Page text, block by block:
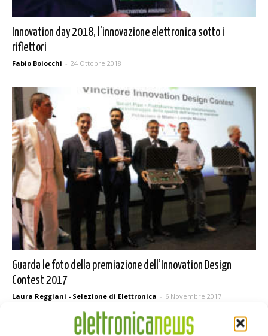
Innovation day 2018, l’innovazione elettronica sotto i
riflettori
Fabio Boiocchi - 24 Ottobre 2018
Guarda le foto della premiazione dell’Innovation Design
Contest 2017
Laura Reggiani - Selezione di Elettronica - 6 Novembre 2017